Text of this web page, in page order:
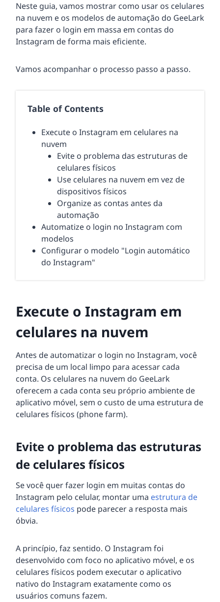
Neste guia, vamos mostrar como usar os celulares
na nuvem e os modelos de automação do GeeLark
para fazer o login em massa em contas do
Instagram de forma mais eficiente.
Vamos acompanhar o processo passo a passo.
Table of Contents
Execute o Instagram em celulares na
nuvem
Evite o problema das estruturas de
celulares físicos
Use celulares na nuvem em vez de
dispositivos físicos
Organize as contas antes da
automação
Automatize o login no Instagram com
modelos
Configurar o modelo "Login automático
do Instagram"
Execute o Instagram em
celulares na nuvem
Antes de automatizar o login no Instagram, você
precisa de um local limpo para acessar cada
conta. Os celulares na nuvem do GeeLark
oferecem a cada conta seu próprio ambiente de
aplicativo móvel, sem o custo de uma estrutura de
celulares físicos (phone farm).
Evite o problema das estruturas
de celulares físicos
Se você quer fazer login em muitas contas do
Instagram pelo celular, montar uma estrutura de
celulares físicos pode parecer a resposta mais
óbvia.
A princípio, faz sentido. O Instagram foi
desenvolvido com foco no aplicativo móvel, e os
celulares físicos podem executar o aplicativo
nativo do Instagram exatamente como os
usuários comuns fazem.